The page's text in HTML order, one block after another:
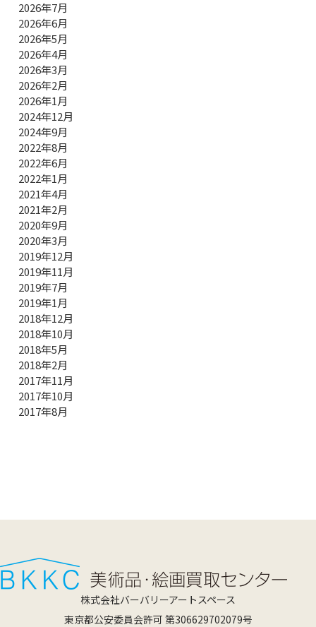
2026年7月
2026年6月
2026年5月
2026年4月
2026年3月
2026年2月
2026年1月
2024年12月
2024年9月
2022年8月
2022年6月
2022年1月
2021年4月
2021年2月
2020年9月
2020年3月
2019年12月
2019年11月
2019年7月
2019年1月
2018年12月
2018年10月
2018年5月
2018年2月
2017年11月
2017年10月
2017年8月
株式会社バーバリーアートスペース
東京都公安委員会許可 第306629702079号